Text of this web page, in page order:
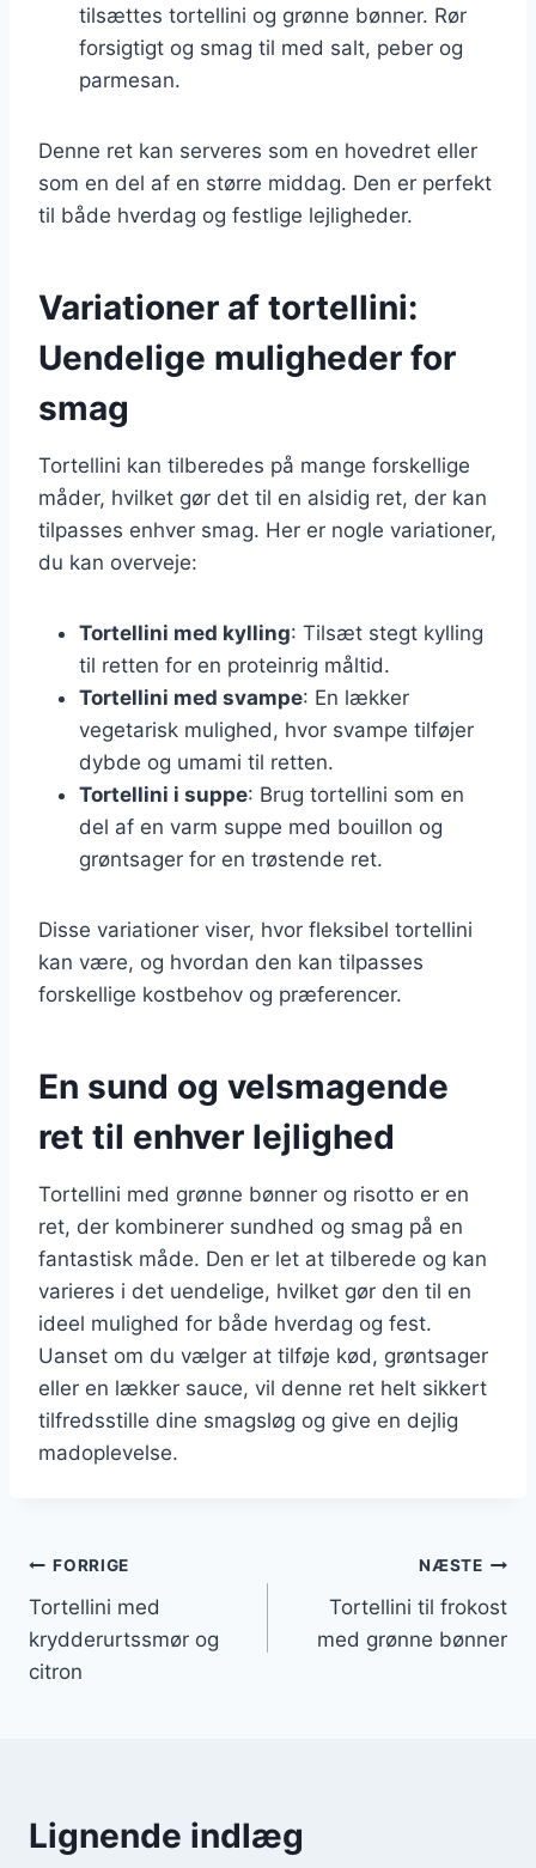
tilsættes tortellini og grønne bønner. Rør
forsigtigt og smag til med salt, peber og
parmesan.
Denne ret kan serveres som en hovedret eller
som en del af en større middag. Den er perfekt
til både hverdag og festlige lejligheder.
Variationer af tortellini:
Uendelige muligheder for
smag
Tortellini kan tilberedes på mange forskellige
måder, hvilket gør det til en alsidig ret, der kan
tilpasses enhver smag. Her er nogle variationer,
du kan overveje:
Tortellini med kylling: Tilsæt stegt kylling
til retten for en proteinrig måltid.
Tortellini med svampe: En lækker
vegetarisk mulighed, hvor svampe tilføjer
dybde og umami til retten.
Tortellini i suppe: Brug tortellini som en
del af en varm suppe med bouillon og
grøntsager for en trøstende ret.
Disse variationer viser, hvor fleksibel tortellini
kan være, og hvordan den kan tilpasses
forskellige kostbehov og præferencer.
En sund og velsmagende
ret til enhver lejlighed
Tortellini med grønne bønner og risotto er en
ret, der kombinerer sundhed og smag på en
fantastisk måde. Den er let at tilberede og kan
varieres i det uendelige, hvilket gør den til en
ideel mulighed for både hverdag og fest.
Uanset om du vælger at tilføje kød, grøntsager
eller en lækker sauce, vil denne ret helt sikkert
tilfredsstille dine smagsløg og give en dejlig
madoplevelse.
Indlægsnavigation
FORRIGE
Tortellini med
krydderurtssmør og
citron
NÆSTE
Tortellini til frokost
med grønne bønner
Lignende indlæg